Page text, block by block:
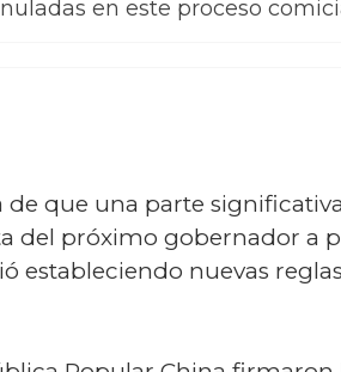
en este proceso
que una parte
del próximo gobernador a
estableciendo nuevas